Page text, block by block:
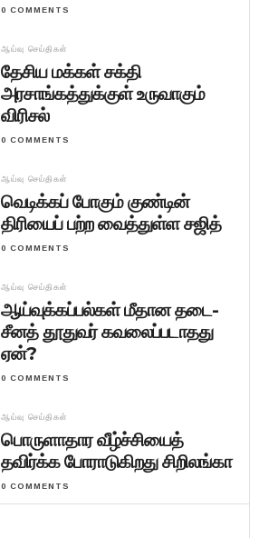
0 COMMENTS
ஆய்வு செய்திகள்
தேசிய மக்கள் சக்தி
அரசாங்கத்துக்குள் உருவாகும்
விரிசல்
0 COMMENTS
ஆய்வு செய்திகள்
வெடிக்கப் போகும் குண்டின்
திரியைப் பற்ற வைத்துள்ள சஜித்
0 COMMENTS
ஆய்வு செய்திகள்
ஆய்வுக்கப்பல்கள் மீதான தடை-
சீனத் தூதுவர் கவலைப்படாதது
ஏன்?
0 COMMENTS
ஆய்வு செய்திகள்
பொருளாதார வீழ்ச்சியைத்
தவிர்க்க போராடுகிறது சிறிலங்கா
0 COMMENTS